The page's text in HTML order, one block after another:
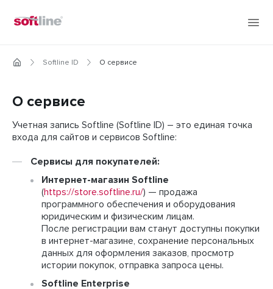
Softline ID О сервисе
О сервисе
Учетная запись Softline (Softline ID) – это единая точка
входа для сайтов и сервисов Softline:
Сервисы для покупателей:
Интернет-магазин Softline
(https://store.softline.ru/) — продажа
программного обеспечения и оборудования
юридическим и физическим лицам.
После регистрации вам станут доступны покупки
в интернет-магазине, сохранение персональных
данных для оформления заказов, просмотр
истории покупок, отправка запроса цены.
Softline Enterprise